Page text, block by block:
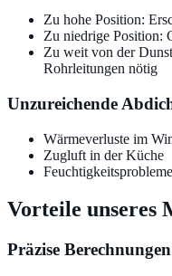
Zu hohe Position:
Zu niedrige Position:
Zu weit von der
Rohrleitungen nötig
Unzureichende
Wärmeverluste im
Zugluft in der Küche
Feuchtigkeitsprobleme
Vorteile unseres
Präzise Berechnungen